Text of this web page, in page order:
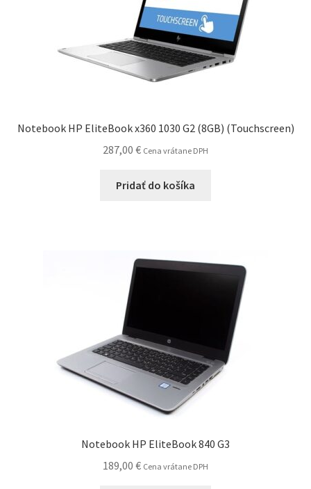
Notebook HP EliteBook x360 1030 G2 (8GB) (Touchscreen)
287,00 € Cena vrátane DPH
Pridať do košíka
Notebook HP EliteBook 840 G3
189,00 € Cena vrátane DPH